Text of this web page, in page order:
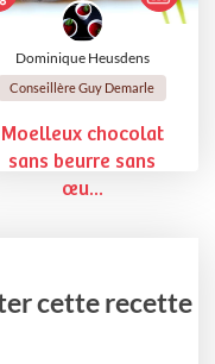
Dominique Heusdens
Conseillère Guy Demarle
Moelleux chocolat
sans beurre sans
œu...
cette recette